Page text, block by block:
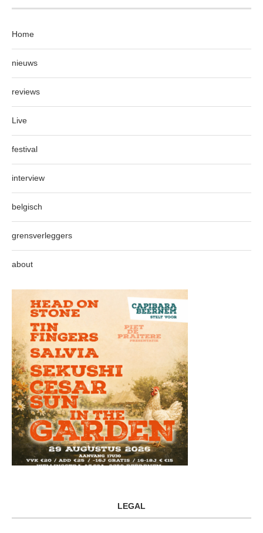
Home
nieuws
reviews
Live
festival
interview
belgisch
grensverleggers
about
LEGAL